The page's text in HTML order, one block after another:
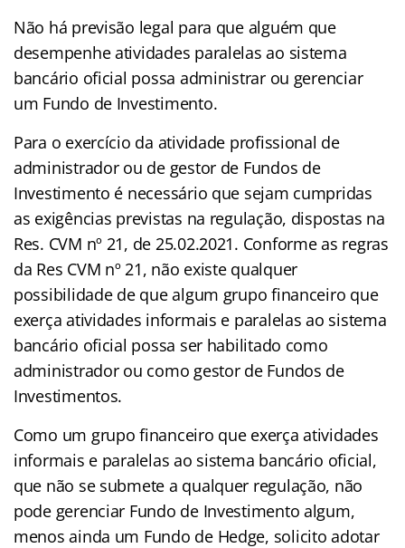
Não há previsão legal para que alguém que
desempenhe atividades paralelas ao sistema
bancário oficial possa administrar ou gerenciar
um Fundo de Investimento.
Para o exercício da atividade profissional de
administrador ou de gestor de Fundos de
Investimento é necessário que sejam cumpridas
as exigências previstas na regulação, dispostas na
Res. CVM nº 21, de 25.02.2021. Conforme as regras
da Res CVM nº 21, não existe qualquer
possibilidade de que algum grupo financeiro que
exerça atividades informais e paralelas ao sistema
bancário oficial possa ser habilitado como
administrador ou como gestor de Fundos de
Investimentos.
Como um grupo financeiro que exerça atividades
informais e paralelas ao sistema bancário oficial,
que não se submete a qualquer regulação, não
pode gerenciar Fundo de Investimento algum,
menos ainda um Fundo de Hedge, solicito adotar